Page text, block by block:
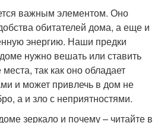
важным элементом. Оно
обитателей дома, а еще и
энергию. Наши предки
нужно вешать или ставить
так как оно обладает
и может привлечь в дом не
а и зло с неприятностями.
зеркало и почему – читайте в